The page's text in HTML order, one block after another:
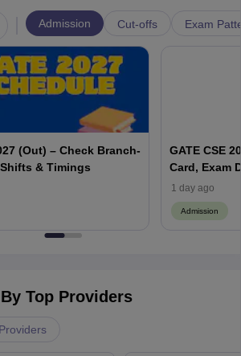
Admission Cut-offs Exam
(Out) – Check Branch-
& Timings
GATE CSE
Card, Exam
1 day ago
Admission
Top Providers
Providers